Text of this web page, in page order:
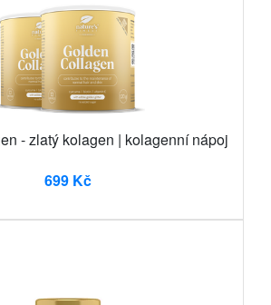
- zlatý kolagen | kolagenní nápoj
699 Kč